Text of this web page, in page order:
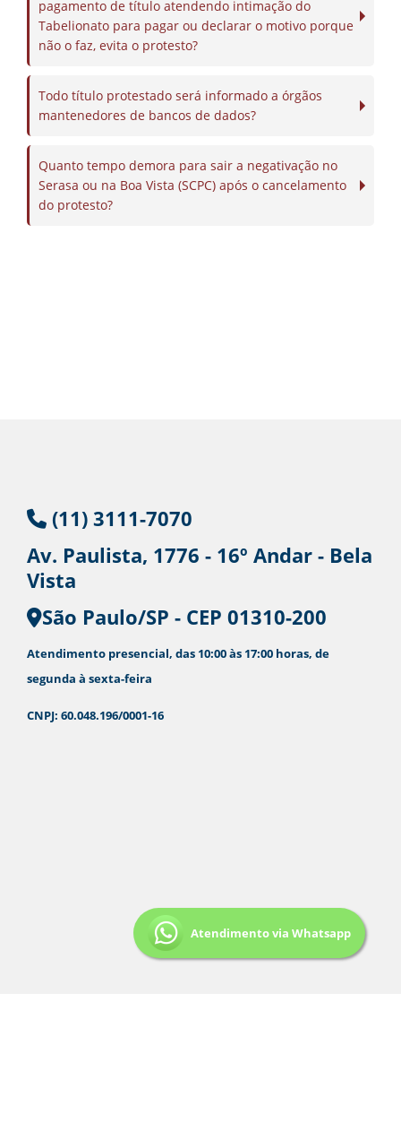
pagamento de título atendendo intimação do
Tabelionato para pagar ou declarar o motivo porque
não o faz, evita o protesto?
Todo título protestado será informado a órgãos
mantenedores de bancos de dados?
Quanto tempo demora para sair a negativação no
Serasa ou na Boa Vista (SCPC) após o cancelamento
do protesto?
(11) 3111-7070
Av. Paulista, 1776 - 16º Andar - Bela
Vista
São Paulo/SP - CEP 01310-200
Atendimento presencial, das 10:00 às 17:00 horas, de
segunda à sexta-feira
CNPJ: 60.048.196/0001-16
Atendimento via Whatsapp